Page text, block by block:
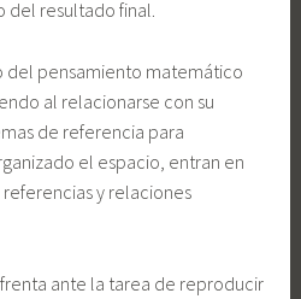
del resultado final.
pensamiento matemático
al relacionarse con su
de referencia para
el espacio, entran en
y relaciones
ante la tarea de reproducir